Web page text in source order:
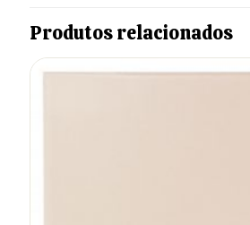
Produtos relacionados